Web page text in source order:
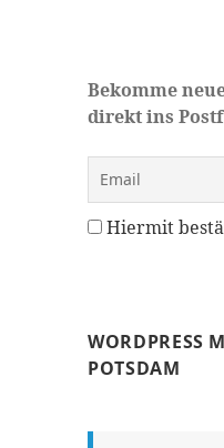
Bekomme
direkt ins
Hiermit
WORDPRESS
POTSDAM